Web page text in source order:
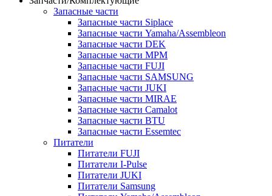
Запасные части
Запасные части Siplace
Запасные части Yamaha/Assembleon
Запасные части DEK
Запасные части MPM
Запасные части FUJI
Запасные части SAMSUNG
Запасные части JUKI
Запасные части MIRAE
Запасные части Camalot
Запасные части BTU
Запасные части Essemtec
Питатели
Питатели FUJI
Питатели I-Pulse
Питатели JUKI
Питатели Samsung